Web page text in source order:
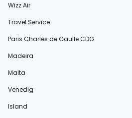
Wizz Air
Travel Service
Paris Charles de Gaulle CDG
Madeira
Malta
Venedig
Island